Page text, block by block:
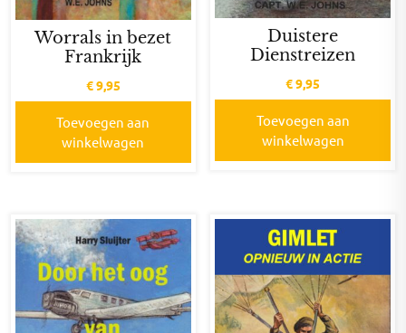
Worrals in bezet
Frankrijk
€9,95
Toevoegen aan
winkelwagen
Duistere
Dienstreizen
€9,95
Toevoegen aan
winkelwagen